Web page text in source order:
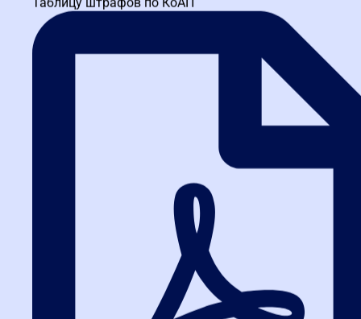
Ульяновская школа закупок
ИНН 3664229682 КПП 366401001 ОГРН 1173600010121
Московское шоссе, 108, Ульяновск